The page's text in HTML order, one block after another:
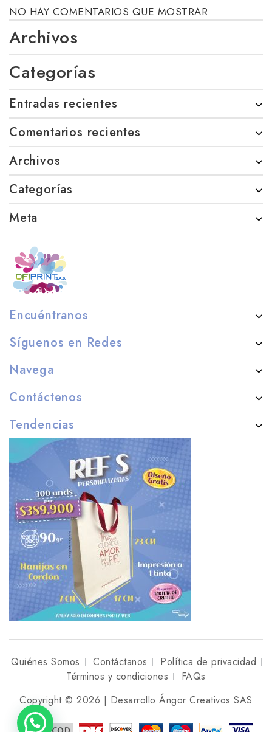
NO HAY COMENTARIOS QUE MOSTRAR.
Archivos
Categorías
Entradas recientes
Comentarios recientes
Archivos
Categorías
Meta
Encuéntranos
Síguenos en Redes
Navega
Contáctenos
Tendencias
Quiénes Somos Contáctanos
Política de privacidad
Términos y condiciones
FAQs
Copyright © 2026 | Desarrollo Ángor Creativos SAS